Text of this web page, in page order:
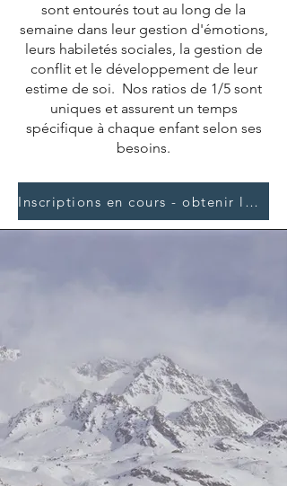
sont entourés tout au long de la
semaine dans leur gestion d'émotions,
leurs habiletés sociales, la gestion de
conflit et le développement de leur
estime de soi. Nos ratios de 1/5 sont
uniques et assurent un temps
spécifique à chaque enfant selon ses
besoins.
Inscriptions en cours - obtenir la fiche d'inscription